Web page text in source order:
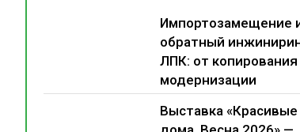
Импортозамещение
обратный
ЛПК: от копирования
модернизации
Выставка «Красивые